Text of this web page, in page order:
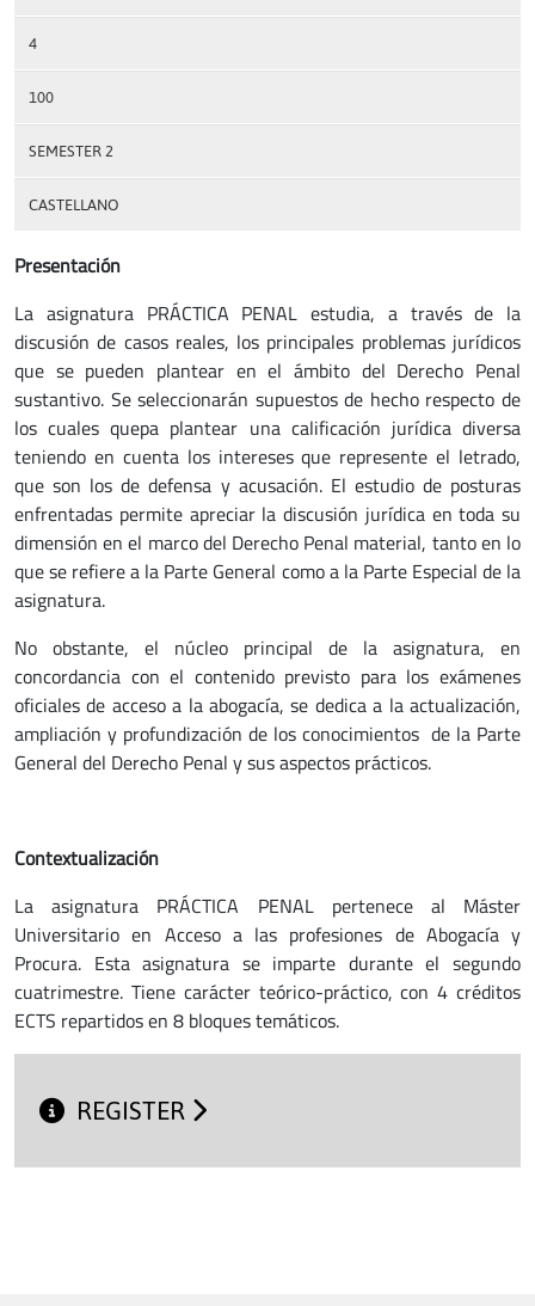
4
100
SEMESTER 2
CASTELLANO
Presentación
La asignatura PRÁCTICA PENAL estudia, a través de la
discusión de casos reales, los principales problemas jurídicos
que se pueden plantear en el ámbito del Derecho Penal
sustantivo. Se seleccionarán supuestos de hecho respecto de
los cuales quepa plantear una calificación jurídica diversa
teniendo en cuenta los intereses que represente el letrado,
que son los de defensa y acusación. El estudio de posturas
enfrentadas permite apreciar la discusión jurídica en toda su
dimensión en el marco del Derecho Penal material, tanto en lo
que se refiere a la Parte General como a la Parte Especial de la
asignatura.
No obstante, el núcleo principal de la asignatura, en
concordancia con el contenido previsto para los exámenes
oficiales de acceso a la abogacía, se dedica a la actualización,
ampliación y profundización de los conocimientos de la Parte
General del Derecho Penal y sus aspectos prácticos.
Contextualización
La asignatura PRÁCTICA PENAL pertenece al Máster
Universitario en Acceso a las profesiones de Abogacía y
Procura. Esta asignatura se imparte durante el segundo
cuatrimestre. Tiene carácter teórico-práctico, con 4 créditos
ECTS repartidos en 8 bloques temáticos.
REGISTER